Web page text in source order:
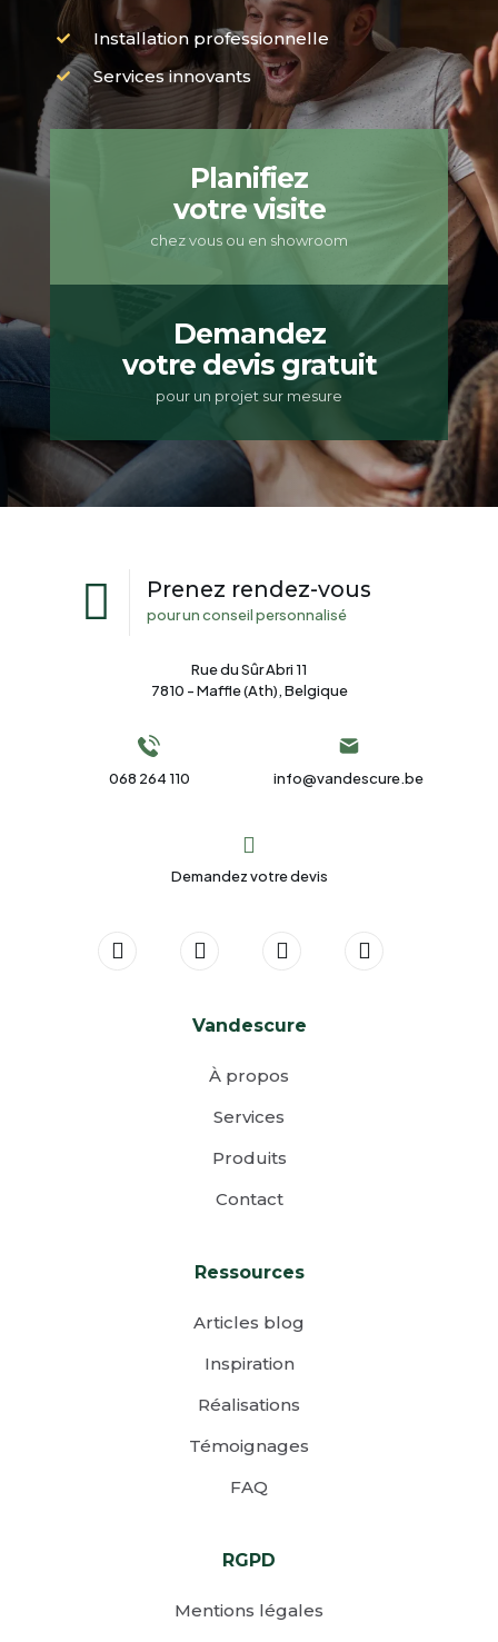
Installation professionnelle
Services innovants
Planifiez
votre visite
chez vous ou en showroom
Demandez
votre devis gratuit
pour un projet sur mesure
pour un conseil personnalisé
Prenez rendez-vous
Rue du Sûr Abri 11
7810 - Maffle (Ath), Belgique
068 264 110 info@vandescure.be
Demandez votre devis
Vandescure
À propos
Services
Produits
Contact
Ressources
Articles blog
Inspiration
Réalisations
Témoignages
FAQ
RGPD
Mentions légales